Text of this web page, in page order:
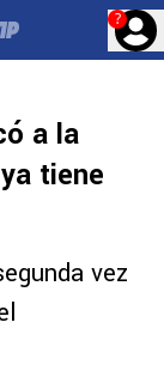
?
a la
tiene
vez